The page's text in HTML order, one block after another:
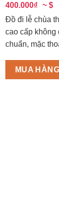
400.000₫ ~ $
Đồ đi lễ chùa
cao cấp không
chuẩn, mặc
MUA HÀNG